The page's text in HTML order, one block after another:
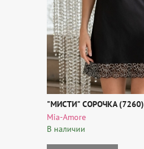
"МИСТИ" СОРОЧКА (7260)
Mia-Amore
В наличии